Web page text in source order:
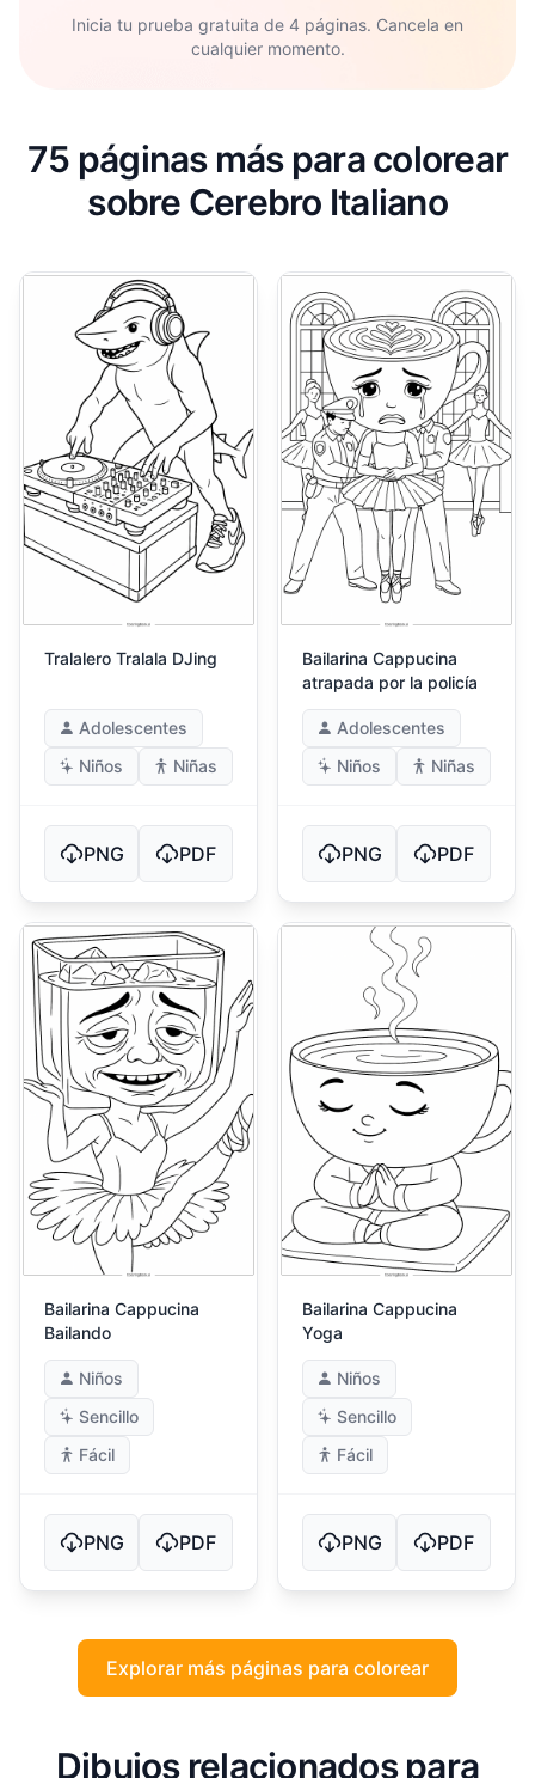
Inicia tu prueba gratuita de 4 páginas. Cancela en
cualquier momento.
75 páginas más para colorear
sobre Cerebro Italiano
Tralalero Tralala DJing
Adolescentes
Niños
Niñas
PNG PDF
Bailarina Cappucina
atrapada por la policía
Adolescentes
Niños
Niñas
PNG PDF
Bailarina Cappucina
Bailando
Niños
Sencillo
Fácil
PNG PDF
Bailarina Cappucina
Yoga
Niños
Sencillo
Fácil
PNG PDF
Explorar más páginas para colorear
Dibujos relacionados para